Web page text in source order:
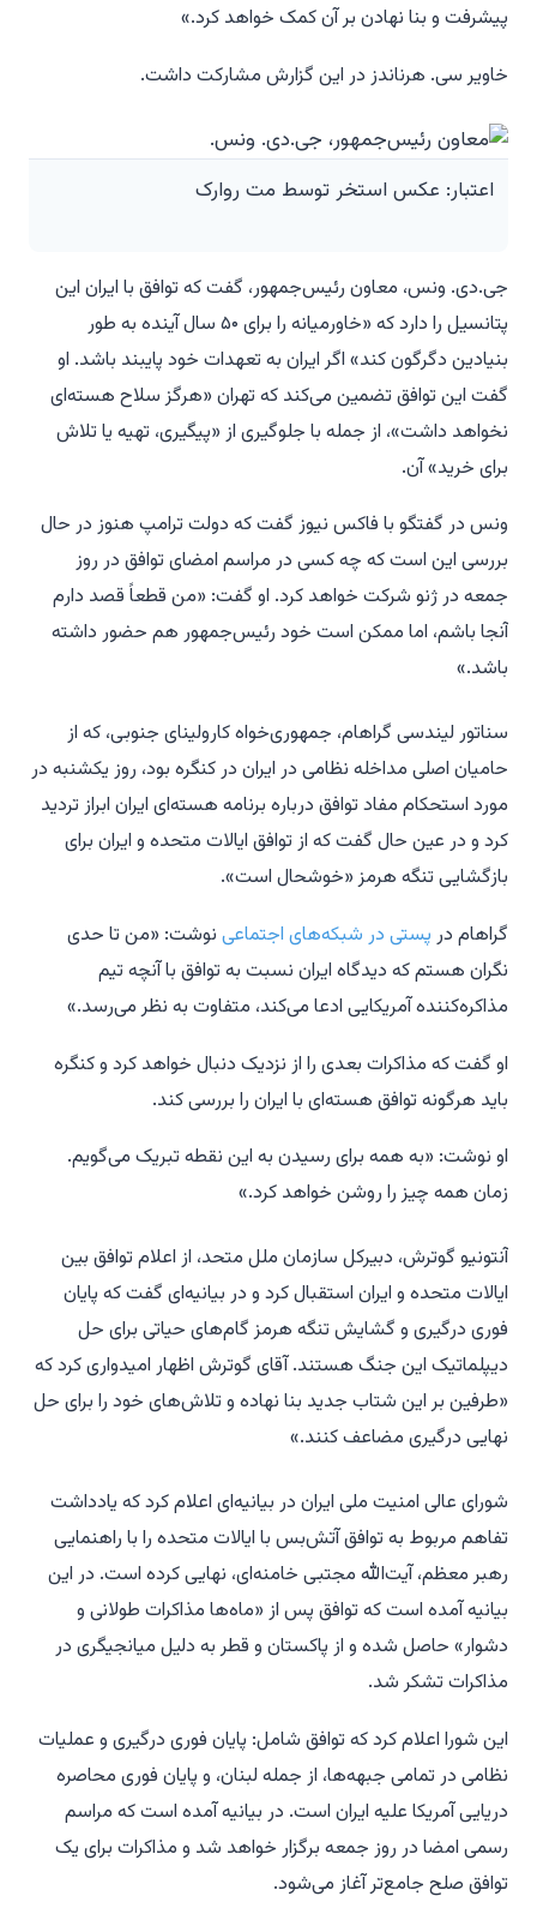
پیشرفت و بنا نهادن بر آن کمک خواهد کرد.»
خاویر سی. هرناندز در این گزارش مشارکت داشت.
اعتبار: عکس استخر توسط مت روارک
جی.دی. ونس، معاون رئیس‌جمهور، گفت که توافق با ایران این
پتانسیل را دارد که «خاورمیانه را برای ۵۰ سال آینده به طور
بنیادین دگرگون کند» اگر ایران به تعهدات خود پایبند باشد. او
گفت این توافق تضمین می‌کند که تهران «هرگز سلاح هسته‌ای
نخواهد داشت»، از جمله با جلوگیری از «پیگیری، تهیه یا تلاش
برای خرید» آن.
ونس در گفتگو با فاکس نیوز گفت که دولت ترامپ هنوز در حال
بررسی این است که چه کسی در مراسم امضای توافق در روز
جمعه در ژنو شرکت خواهد کرد. او گفت: «من قطعاً قصد دارم
آنجا باشم، اما ممکن است خود رئیس‌جمهور هم حضور داشته
باشد.»
سناتور لیندسی گراهام، جمهوری‌خواه کارولینای جنوبی، که از
حامیان اصلی مداخله نظامی در ایران در کنگره بود، روز یکشنبه در
مورد استحکام مفاد توافق درباره برنامه هسته‌ای ایران ابراز تردید
کرد و در عین حال گفت که از توافق ایالات متحده و ایران برای
بازگشایی تنگه هرمز «خوشحال است».
گراهام در پستی در شبکه‌های اجتماعی نوشت: «من تا حدی
نگران هستم که دیدگاه ایران نسبت به توافق با آنچه تیم
مذاکره‌کننده آمریکایی ادعا می‌کند، متفاوت به نظر می‌رسد.»
او گفت که مذاکرات بعدی را از نزدیک دنبال خواهد کرد و کنگره
باید هرگونه توافق هسته‌ای با ایران را بررسی کند.
او نوشت: «به همه برای رسیدن به این نقطه تبریک می‌گویم.
زمان همه چیز را روشن خواهد کرد.»
آنتونیو گوترش، دبیرکل سازمان ملل متحد، از اعلام توافق بین
ایالات متحده و ایران استقبال کرد و در بیانیه‌ای گفت که پایان
فوری درگیری و گشایش تنگه هرمز گام‌های حیاتی برای حل
دیپلماتیک این جنگ هستند. آقای گوترش اظهار امیدواری کرد که
«طرفین بر این شتاب جدید بنا نهاده و تلاش‌های خود را برای حل
نهایی درگیری مضاعف کنند.»
شورای عالی امنیت ملی ایران در بیانیه‌ای اعلام کرد که یادداشت
تفاهم مربوط به توافق آتش‌بس با ایالات متحده را با راهنمایی
رهبر معظم، آیت‌الله مجتبی خامنه‌ای، نهایی کرده است. در این
بیانیه آمده است که توافق پس از «ماه‌ها مذاکرات طولانی و
دشوار» حاصل شده و از پاکستان و قطر به دلیل میانجیگری در
مذاکرات تشکر شد.
این شورا اعلام کرد که توافق شامل: پایان فوری درگیری و عملیات
نظامی در تمامی جبهه‌ها، از جمله لبنان، و پایان فوری محاصره
دریایی آمریکا علیه ایران است. در بیانیه آمده است که مراسم
رسمی امضا در روز جمعه برگزار خواهد شد و مذاکرات برای یک
توافق صلح جامع‌تر آغاز می‌شود.